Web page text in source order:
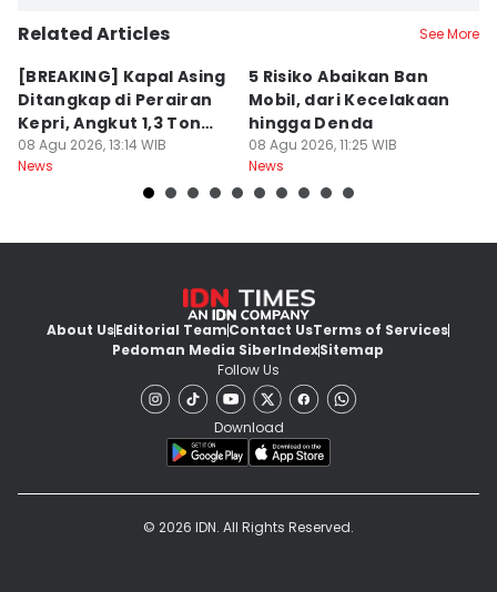
Related Articles See More
[BREAKING] Kapal Asing
Ditangkap di Perairan
Kepri, Angkut 1,3 Ton
Sabu
08 Agu 2026, 13:14 WIB
News
5 Risiko Abaikan Ban
Mobil, dari Kecelakaan
hingga Denda
08 Agu 2026, 11:25 WIB
News
About UsEditorial TeamContact UsTerms of Services
Pedoman Media SiberIndexSitemap
Follow Us
Download
© 2026 IDN. All Rights Reserved.